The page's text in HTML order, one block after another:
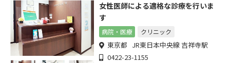
女性医師による適格な診療を行いま
す
病院・医療 クリニック
東京都 JR東日本中央線 吉祥寺駅
0422-23-1155